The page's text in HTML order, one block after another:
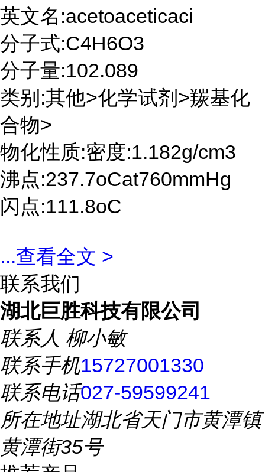
英文名:acetoaceticaci
分子式:C4H6O3
分子量:102.089
类别:其他>化学试剂>羰基化
合物>
物化性质:密度:1.182g/cm3
沸点:237.7oCat760mmHg
闪点:111.8oC
...查看全文 >
联系我们
湖北巨胜科技有限公司
联系人 柳小敏
联系手机15727001330
联系电话027-59599241
所在地址湖北省天门市黄潭镇
黄潭街35号